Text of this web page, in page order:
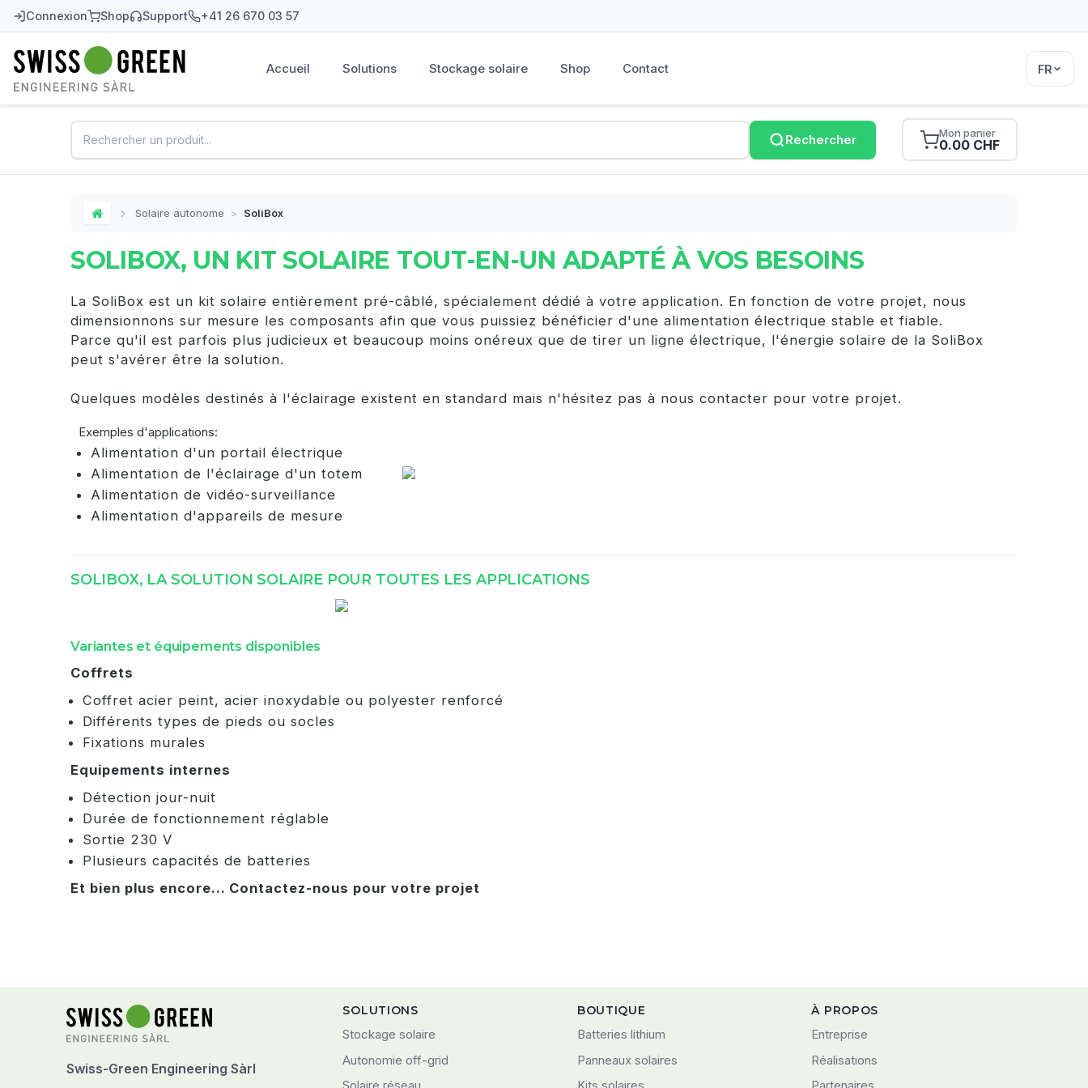
Connexion Shop Support +41 26 670 03 57
Swiss-Green Accueil Solutions Stockage solaire Shop Contact FR
Rechercher Mon panier
0.00 CHF
Home Solaire autonome > SoliBox
SOLIBOX, UN KIT SOLAIRE TOUT-EN-UN ADAPTÉ À VOS BESOINS
La SoliBox est un kit solaire entièrement pré-câblé, spécialement dédié à votre application. En fonction de votre projet, nous
dimensionnons sur mesure les composants afin que vous puissiez bénéficier d'une alimentation électrique stable et fiable.
Parce qu'il est parfois plus judicieux et beaucoup moins onéreux que de tirer un ligne électrique, l'énergie solaire de la SoliBox
peut s'avérer être la solution.
Quelques modèles destinés à l'éclairage existent en standard mais n'hésitez pas à nous contacter pour votre projet.
Exemples d'applications:
Alimentation d'un portail électrique
Alimentation de l'éclairage d'un totem
Alimentation de vidéo-surveillance
Alimentation d'appareils de mesure
SOLIBOX, LA SOLUTION SOLAIRE POUR TOUTES LES APPLICATIONS
Variantes et équipements disponibles
Coffrets
Coffret acier peint, acier inoxydable ou polyester renforcé
Différents types de pieds ou socles
Fixations murales
Equipements internes
Détection jour-nuit
Durée de fonctionnement réglable
Sortie 230 V
Plusieurs capacités de batteries
Et bien plus encore... Contactez-nous pour votre projet
Swiss-Green Engineering Sàrl
SOLUTIONS
Stockage solaire
Autonomie off-grid
BOUTIQUE
Batteries lithium
Panneaux solaires
À PROPOS
Entreprise
Réalisations